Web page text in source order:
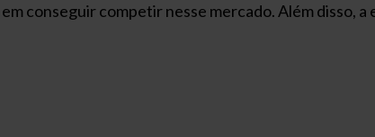
conseguir competir nesse mercado. Além disso,